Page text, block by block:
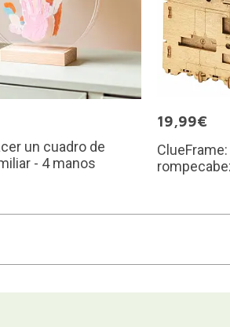
un cuadro de
- 4 manos
19,99€